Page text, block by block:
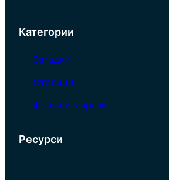
Категории
Загадки
Столици
Фрази и Изрази
Ресурси